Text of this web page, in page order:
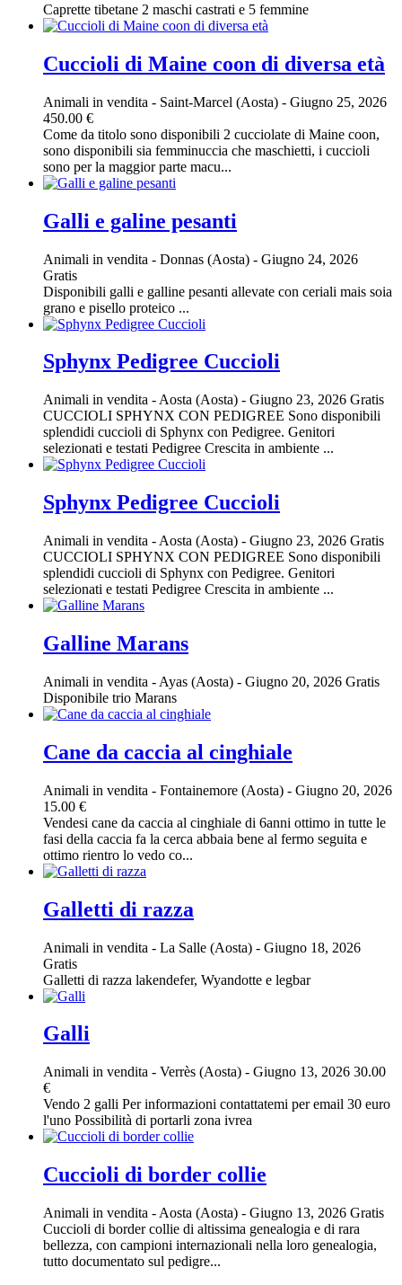
Caprette tibetane 2 maschi castrati e 5 femmine
Cuccioli di Maine coon di diversa età
Animali in vendita - Saint-Marcel (Aosta) - Giugno 25, 2026
450.00 €
Come da titolo sono disponibili 2 cucciolate di Maine coon,
sono disponibili sia femminuccia che maschietti, i cuccioli
sono per la maggior parte macu...
Galli e galine pesanti
Animali in vendita - Donnas (Aosta) - Giugno 24, 2026
Gratis
Disponibili galli e galline pesanti allevate con ceriali mais soia
grano e pisello proteico ...
Sphynx Pedigree Cuccioli
Animali in vendita - Aosta (Aosta) - Giugno 23, 2026 Gratis
CUCCIOLI SPHYNX CON PEDIGREE Sono disponibili
splendidi cuccioli di Sphynx con Pedigree. Genitori
selezionati e testati Pedigree Crescita in ambiente ...
Sphynx Pedigree Cuccioli
Animali in vendita - Aosta (Aosta) - Giugno 23, 2026 Gratis
CUCCIOLI SPHYNX CON PEDIGREE Sono disponibili
splendidi cuccioli di Sphynx con Pedigree. Genitori
selezionati e testati Pedigree Crescita in ambiente ...
Galline Marans
Animali in vendita - Ayas (Aosta) - Giugno 20, 2026 Gratis
Disponibile trio Marans
Cane da caccia al cinghiale
Animali in vendita - Fontainemore (Aosta) - Giugno 20, 2026
15.00 €
Vendesi cane da caccia al cinghiale di 6anni ottimo in tutte le
fasi della caccia fa la cerca abbaia bene al fermo seguita e
ottimo rientro lo vedo co...
Galletti di razza
Animali in vendita - La Salle (Aosta) - Giugno 18, 2026
Gratis
Galletti di razza lakendefer, Wyandotte e legbar
Galli
Animali in vendita - Verrès (Aosta) - Giugno 13, 2026 30.00
€
Vendo 2 galli Per informazioni contattatemi per email 30 euro
l'uno Possibilità di portarli zona ivrea
Cuccioli di border collie
Animali in vendita - Aosta (Aosta) - Giugno 13, 2026 Gratis
Cuccioli di border collie di altissima genealogia e di rara
bellezza, con campioni internazionali nella loro genealogia,
tutto documentato sul pedigre...